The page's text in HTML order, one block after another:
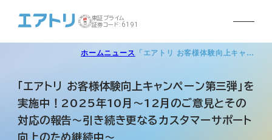
東証プライム
証券コード:6191
ホームニュース 「エアトリ お客様体験向上キャ…
「エアトリ お客様体験向上キャンペーン第三弾」を
実施中！2025年10月～12月のご意見とその
対応の報告～引き続き更なるカスタマーサポート
向上のため継続中〜